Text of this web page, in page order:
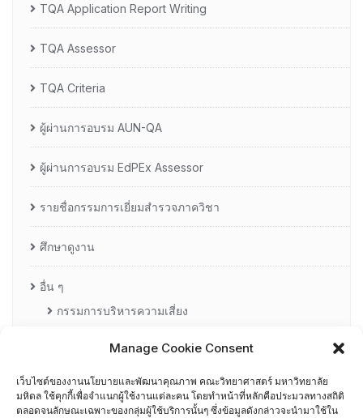
Manage Cookie Consent
เว็บไซต์ของงานนโยบายและพัฒนาคุณภาพ คณะวิทยาศาสตร์ มหาวิทยาลัย
มหิดล ใช้คุกกี้เพื่อจำแนกผู้ใช้งานแต่ละคน โดยทำหน้าที่หลักคือประมวลทางสถิติ
ตลอดจนลักษณะเฉพาะของกลุ่มผู้ใช้บริการนั้นๆ ซึ่งข้อมูลดังกล่าวจะนำมาใช้ใน
TQA Application Report Writing
TQA Assessor
TQA Criteria
ผู้ผ่านการอบรม AUN-QA
ผู้ผ่านการอบรม EdPEx Assessor
รายชื่อกรรมการเยี่ยมสำรวจภาควิชา
ศึกษาดูงาน
อื่น ๆ
กรรมการบริหารความเสี่ยง
การอบรมพัฒนาหัวหน้าภาควิชา (HDP)
คณะกรรมการรับเรื่องร้องเรียน